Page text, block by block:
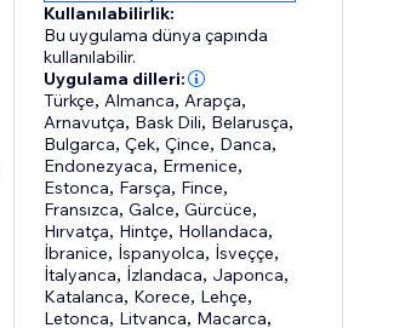
Kullanılabilirlik:
Bu uygulama dünya çapında
kullanılabilir.
Uygulama dilleri:
Türkçe, Almanca, Arapça,
Arnavutça, Bask Dili, Belarusça,
Bulgarca,Çek,Çince, Danca,
Endonezyaca, Ermenice,
Estonca, Farsça, Fince,
Fransızca,Galce,Gürcüce,
Hırvatça, Hintçe, Hollandaca,
İbranice, İspanyolca, İsveççe,
İtalyanca, İzlandaca, Japonca,
Katalanca, Korece, Lehçe,
Letonca, Litvanca, Macarca,